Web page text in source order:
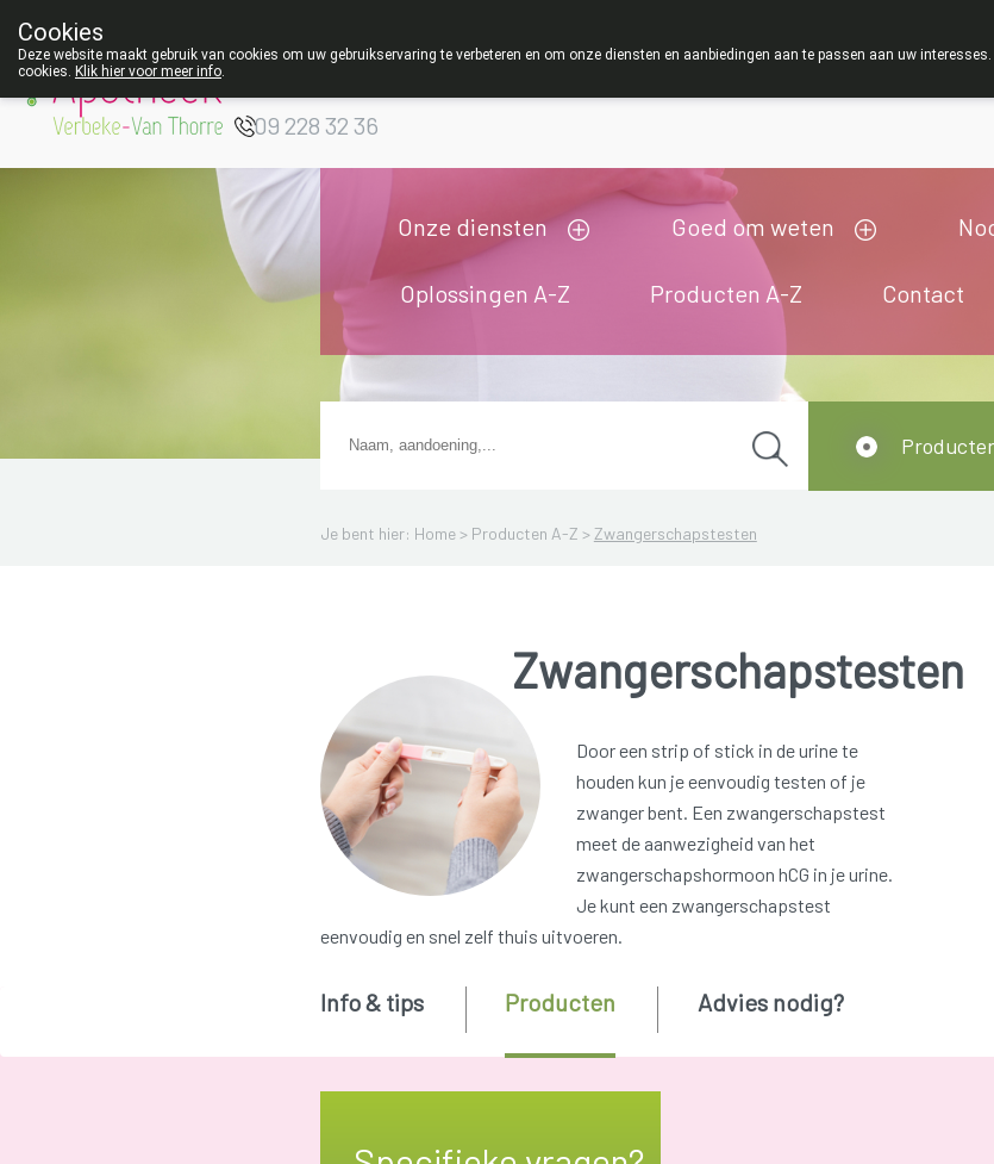
Apotheek Verbeke
09 228 32 36
Onze diensten Goed om weten
Oplossingen A-Z Producten A-Z Contact
Je bent hier: Home > Producten A-Z > Zwangerschapstesten
Zwangerschapstesten
Door een strip of stick in de urine te
houden kun je eenvoudig testen of je
zwanger bent. Een zwangerschapstest
meet de aanwezigheid van het
zwangerschapshormoon hCG in je urine.
Je kunt een zwangerschapstest
eenvoudig en snel zelf thuis uitvoeren.
Info & tips Producten Advies nodig?
Cookies
Deze website maakt gebruik van cookies om uw gebruikservaring te verbeteren en om onze diensten en aanbiedingen aan te passen aan uw
cookies. Klik hier voor meer info.